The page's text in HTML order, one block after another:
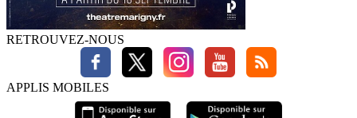
RETROUVEZ-NOUS
APPLIS MOBILES